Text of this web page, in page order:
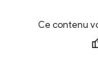
Ce contenu